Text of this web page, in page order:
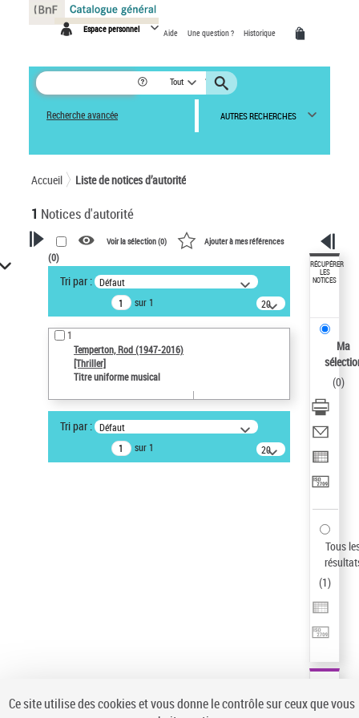
Espace personnel Aide Une question ? Historique
Tout
Recherche avancée AUTRES RECHERCHES
Accueil Liste de notices d’autorité
1 Notices d'autorité
VOTRE RECHERCHE
Recherche avancée dans les
notices d’autorité
Œuvres liées à l'auteur :
Temperton, Rod (1947-2016)
Auteur d’œuvre
Temperton, Rod (1947-2016)
Type de notice d'autorité
Voir la sélection (0) Ajouter à mes références
(0)
Tri par : Défaut
sur 1
20
résultats/page
1
Temperton, Rod (1947-2016)
[Thriller]
Titre uniforme musical
Tri par : Défaut
sur 1
20
résultats/page
RÉCUPÉRER
LES
NOTICES
Ma
(0)
Tous
(1)
Panneau de gestion des cookies
Ce site utilise des cookies et vous donne le contrôle sur ceux que vous